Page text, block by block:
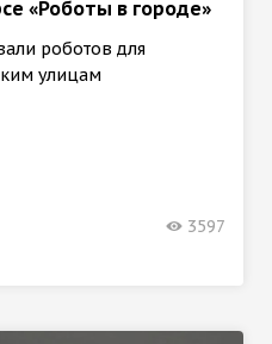
«Роботы в городе»
роботов для
улицам
3597